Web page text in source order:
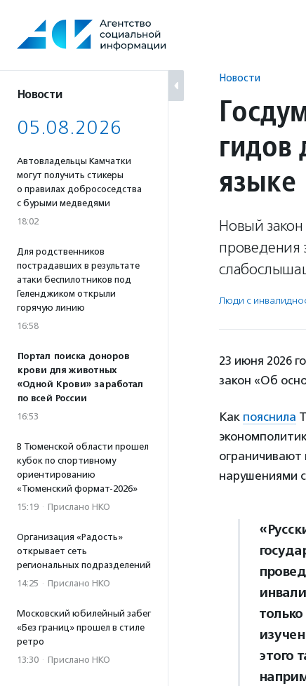
содержанию
Новости
05.08.2026
Автовладельцы Камчатки
могут получить стикеры
о правилах добрососедства
с бурыми медведями
18:02
Для родственников
пострадавших в результате
атаки беспилотников под
Геленджиком открыли
горячую линию
16:58
Портал поиска доноров
крови для животных
«Одной Крови» заработал
по всей России
16:53
В Тюменской области прошел
кубок по спортивному
ориентированию
«Тюменский формат-2026»
15:19 · Прислано НКО
Организация «Радость»
открывает сеть
региональных подразделений
14:25 · Прислано НКО
Московский юбилейный забег
«Без границ» прошел в стиле
ретро
13:30 · Прислано НКО
Новости
гидов
языке
Новый
проведения
Люди с
23 июня 2026
закон «Об
Как пояснила
ограничивают
нарушениями
этого